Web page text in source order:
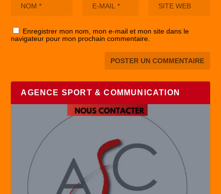
Enregistrer mon nom, mon e-mail et mon site dans le
navigateur pour mon prochain commentaire.
AGENCE SPORT & COMMUNICATION